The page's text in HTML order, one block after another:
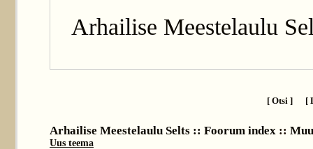
Arhailise Meestelaulu
[ Otsi ] [
Arhailise Meestelaulu Selts :: Foorum index ::
Uus teema